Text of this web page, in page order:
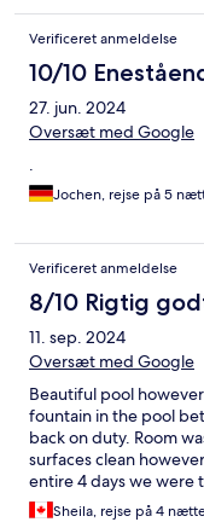
Verificeret anmeldelse
10/10
27. jun. 2024
Oversæt med Google
.
Jochen, rejse på 5
Verificeret anmeldelse
8/10 Rigtig
11. sep. 2024
Oversæt med Google
Beautiful pool
fountain in the pool
back on duty. Room
surfaces clean
entire 4 days we were
pleasant. No pool
Sheila, rejse på 4